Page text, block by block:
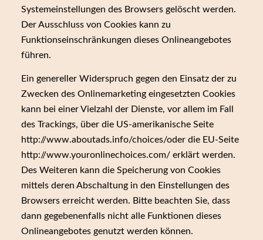
Systemeinstellungen des Browsers gelöscht werden.
Der Ausschluss von Cookies kann zu
Funktionseinschränkungen dieses Onlineangebotes
führen.
Ein genereller Widerspruch gegen den Einsatz der zu
Zwecken des Onlinemarketing eingesetzten Cookies
kann bei einer Vielzahl der Dienste, vor allem im Fall
des Trackings, über die US-amerikanische Seite
http://www.aboutads.info/choices/oder die EU-Seite
http://www.youronlinechoices.com/ erklärt werden.
Des Weiteren kann die Speicherung von Cookies
mittels deren Abschaltung in den Einstellungen des
Browsers erreicht werden. Bitte beachten Sie, dass
dann gegebenenfalls nicht alle Funktionen dieses
Onlineangebotes genutzt werden können.